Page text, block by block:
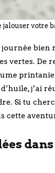
jalouser votre
bien
vertes. De
j’ai
Si tu
cette